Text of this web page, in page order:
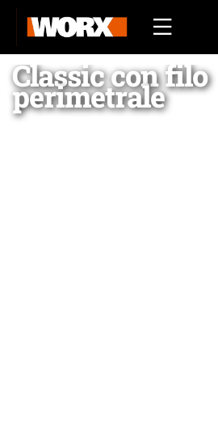
Classic con filo
perimetrale